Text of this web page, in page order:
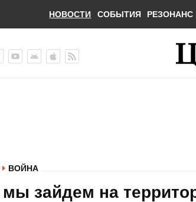
НОВОСТИ СОБЫТИЯ РЕЗОНАНС
ВОЙНА
мы зайдем на